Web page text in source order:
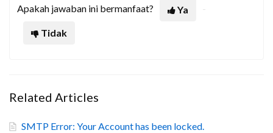
Apakah jawaban ini bermanfaat?
Ya
Tidak
Related Articles
SMTP Error: Your Account has been locked.